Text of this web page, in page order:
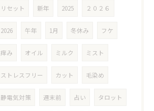
リセット 新年 2025 ２０２６
2026 午年 1月 冬休み フケ
痒み オイル ミルク ミスト
ストレスフリー カット 毛染め
静電気対策 週末前 占い タロット